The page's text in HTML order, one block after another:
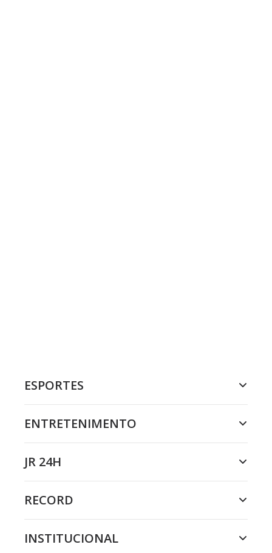
ESPORTES
ENTRETENIMENTO
JR 24H
RECORD
INSTITUCIONAL